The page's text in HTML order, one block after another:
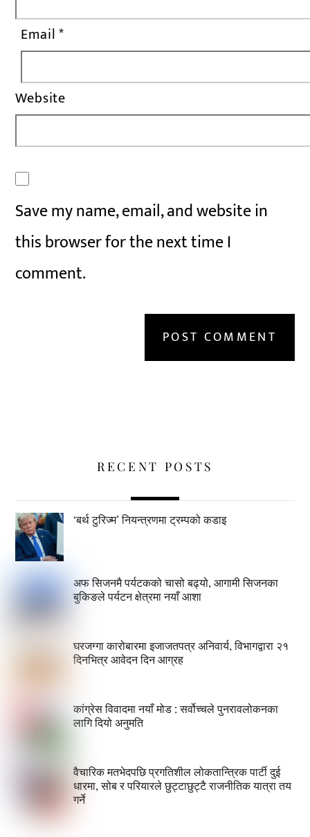
Email*
Website
Save my name, email, and website in
this browser for the next time I
comment.
RECENT POSTS
‘बर्थ टुरिज्म’ नियन्त्रणमा ट्रम्पको कडाइ
अफ सिजनमै पर्यटकको चासो बढ्यो, आगामी सिजनका
बुकिङले पर्यटन क्षेत्रमा नयाँ आशा
घरजग्गा कारोबारमा इजाजतपत्र अनिवार्य, विभागद्वारा २१
दिनभित्र आवेदन दिन आग्रह
कांग्रेस विवादमा नयाँ मोड : सर्वोच्चले पुनरावलोकनका
लागि दियो अनुमति
वैचारिक मतभेदपछि प्रगतिशील लोकतान्त्रिक पार्टी दुई
धारमा, सोब र परियारले छुट्टाछुट्टै राजनीतिक यात्रा तय
गर्ने